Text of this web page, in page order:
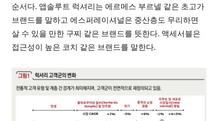
순서다. 앱솔루트 럭셔리는 에르메스 부르넬 같은 초고가
브랜드를 말하고 에스퍼레이셔널은 중산층도 무리하면
살 수 있을 만한 구찌 같은 브랜드를 뜻한다. 액세서블은
접근성이 높은 코치 같은 브랜드를 말한다.